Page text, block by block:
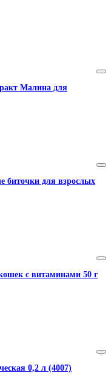
Малина для
для взрослых
с витаминами 50 г
0,2 л (4007)